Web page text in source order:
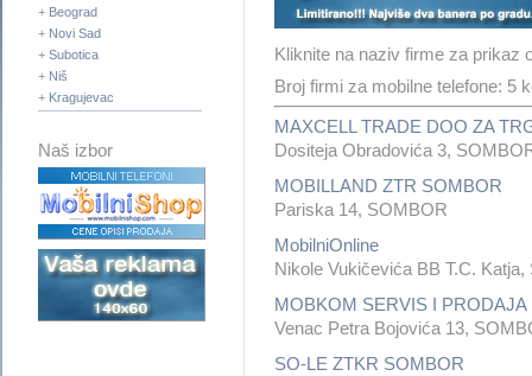
+ Beograd
+ Novi Sad
+ Subotica
+ Niš
+ Kragujevac
Naš izbor
Kliknite na naziv firme za prikaz
Broj firmi za mobilne telefone: 5
MAXCELL TRADE DOO ZA
Dositeja Obradovića 3,
MOBILLAND ZTR SOMBOR
Pariska 14, SOMBOR
MobilniOnline
Nikole Vukičevića BB T.C.
MOBKOM SERVIS I
Venac Petra Bojovića 13,
SO-LE ZTKR SOMBOR